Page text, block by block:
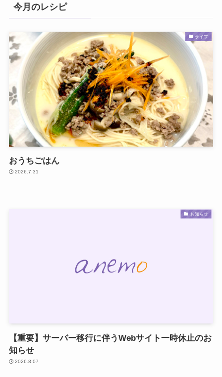
今月のレシピ
ライフ
おうちごはん
2026.7.31
お知らせ
【重要】サーバー移行に伴うWebサイト一時休止のお
知らせ
2026.8.07